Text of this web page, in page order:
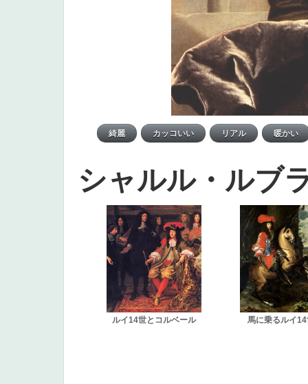
シャルル・ルブ
ルイ14世とコルベール 馬に乗るルイ14